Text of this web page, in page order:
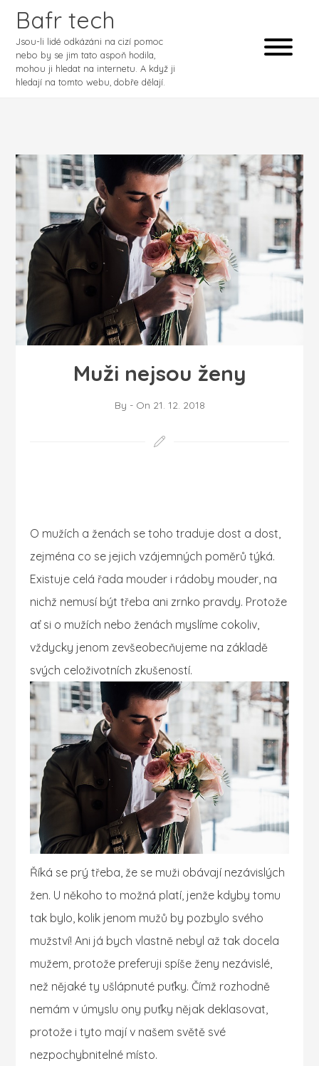
Bafr tech
Jsou-li lidé odkázáni na cizí pomoc
nebo by se jim tato aspoň hodila,
mohou ji hledat na internetu. A když ji
hledají na tomto webu, dobře dělají.
Muži nejsou ženy
By - On 21. 12. 2018
O mužích a ženách se toho traduje dost a dost,
zejména co se jejich vzájemných poměrů týká.
Existuje celá řada mouder i rádoby mouder, na
nichž nemusí být třeba ani zrnko pravdy. Protože
ať si o mužích nebo ženách myslíme cokoliv,
vždycky jenom zevšeobecňujeme na základě
svých celoživotních zkušeností.
Říká se prý třeba, že se muži obávají nezávislých
žen. U někoho to možná platí, jenže kdyby tomu
tak bylo, kolik jenom mužů by pozbylo svého
mužství! Ani já bych vlastně nebyl až tak docela
mužem, protože preferuji spíše ženy nezávislé,
než nějaké ty ušlápnuté puťky. Čímž rozhodně
nemám v úmyslu ony puťky nějak deklasovat,
protože i tyto mají v našem světě své
nezpochybnitelné místo.